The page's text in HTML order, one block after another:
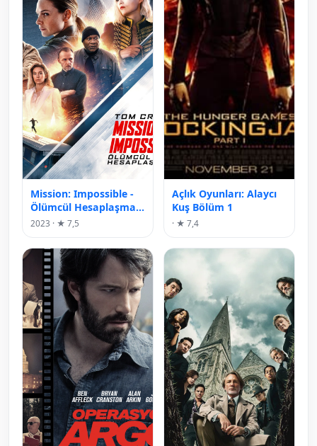
Mission: Impossible -
Ölümcül Hesaplaşma
Birinci Bölüm
2023 · ★ 7,5
Açlık Oyunları: Alaycı
Kuş Bölüm 1
· ★ 7,4